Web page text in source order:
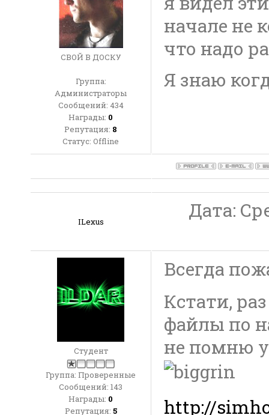
СВОЙ В ДОСКУ
Группа:
Администраторы
Сообщений: 434
Награды: 0
Репутация: 8
Статус: Offline
начале не
что надо
Я знаю
ILexus Дата:
Студент
Группа: Проверенные
Сообщений: 143
Награды: 0
Репутация: 5
Всегда
Кстати,
файлы по
не помню
http://